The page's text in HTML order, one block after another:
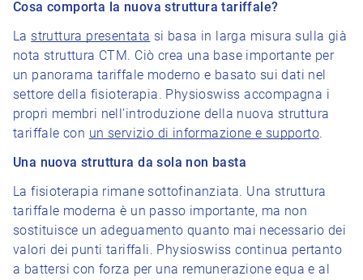
Cosa comporta la nuova struttura tariffale?
La struttura presentata si basa in larga misura sulla già
nota struttura CTM. Ciò crea una base importante per
un panorama tariffale moderno e basato sui dati nel
settore della fisioterapia. Physioswiss accompagna i
propri membri nell’introduzione della nuova struttura
tariffale con un servizio di informazione e supporto.
Una nuova struttura da sola non basta
La fisioterapia rimane sottofinanziata. Una struttura
tariffale moderna è un passo importante, ma non
sostituisce un adeguamento quanto mai necessario dei
valori dei punti tariffali. Physioswiss continua pertanto
a battersi con forza per una remunerazione equa e al